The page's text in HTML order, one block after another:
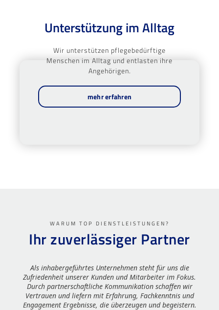
Unterstützung im Alltag
Wir unterstützen pflegebedürftige
Menschen im Alltag und entlasten ihre
Angehörigen.
mehr erfahren
WARUM TOP DIENSTLEISTUNGEN?
Ihr zuverlässiger Partner
Als inhabergeführtes Unternehmen steht für uns die
Zufriedenheit unserer Kunden und Mitarbeiter im Fokus.
Durch partnerschaftliche Kommunikation schaffen wir
Vertrauen und liefern mit Erfahrung, Fachkenntnis und
Engagement Ergebnisse, die überzeugen und begeistern.